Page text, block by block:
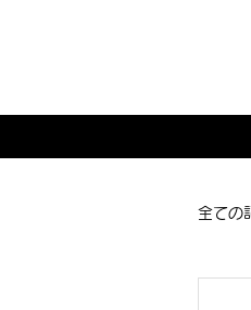
全ての